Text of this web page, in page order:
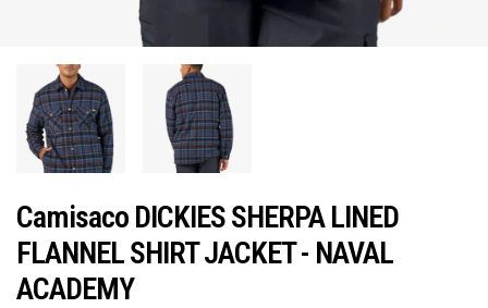
Camisaco DICKIES SHERPA LINED
FLANNEL SHIRT JACKET - NAVAL
ACADEMY